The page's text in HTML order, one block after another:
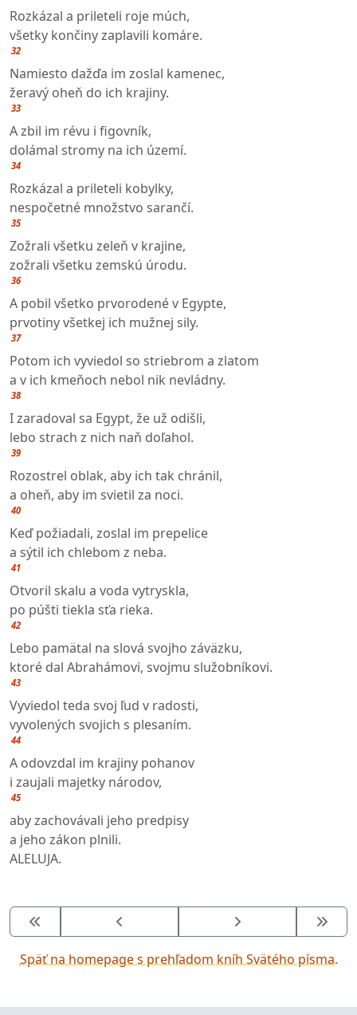
Rozkázal a prileteli roje múch,
všetky končiny zaplavili komáre.
32
Namiesto dažďa im zoslal kamenec,
žeravý oheň do ich krajiny.
33
A zbil im révu i figovník,
dolámal stromy na ich území.
34
Rozkázal a prileteli kobylky,
nespočetné množstvo sarančí.
35
Zožrali všetku zeleň v krajine,
zožrali všetku zemskú úrodu.
36
A pobil všetko prvorodené v Egypte,
prvotiny všetkej ich mužnej sily.
37
Potom ich vyviedol so striebrom a zlatom
a v ich kmeňoch nebol nik nevládny.
38
I zaradoval sa Egypt, že už odišli,
lebo strach z nich naň doľahol.
39
Rozostrel oblak, aby ich tak chránil,
a oheň, aby im svietil za noci.
40
Keď požiadali, zoslal im prepelice
a sýtil ich chlebom z neba.
41
Otvoril skalu a voda vytryskla,
po púšti tiekla sťa rieka.
42
Lebo pamätal na slová svojho záväzku,
ktoré dal Abrahámovi, svojmu služobníkovi.
43
Vyviedol teda svoj ľud v radosti,
vyvolených svojich s plesaním.
44
A odovzdal im krajiny pohanov
i zaujali majetky národov,
45
aby zachovávali jeho predpisy
a jeho zákon plnili.
ALELUJA.
Späť na homepage s prehľadom kníh Svätého písma.